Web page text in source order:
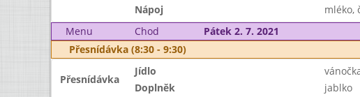
Nápoj
mléko,
Menu
Chod Pátek 2. 7. 2021
Přesnídávka (8:30 - 9:30)
Přesnídávka
Jídlo
Doplněk
jablko